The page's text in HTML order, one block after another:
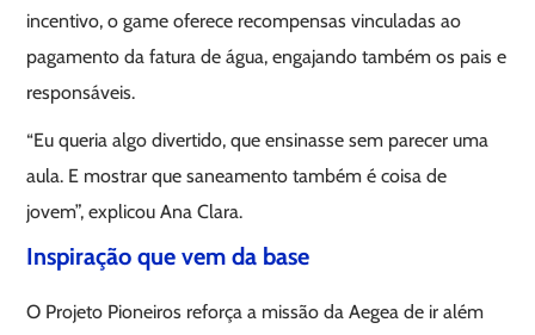
incentivo, o game oferece recompensas vinculadas ao
pagamento da fatura de água, engajando também os pais e
responsáveis.
“Eu queria algo divertido, que ensinasse sem parecer uma
aula. E mostrar que saneamento também é coisa de
jovem”, explicou Ana Clara.
Inspiração que vem da base
O Projeto Pioneiros reforça a missão da Aegea de ir além